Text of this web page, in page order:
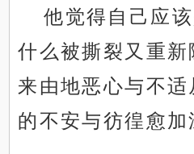
他觉得自己应
什么被撕裂又重
来由地恶心与不
的不安与彷徨愈加